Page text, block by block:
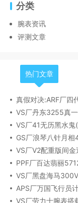
分类
腕表资讯
评测文章
热门文章
真假对决:ARF厂四
VS厂41无历黑水
GS厂浪琴八针月
APS厂万国飞行员
VS厂劳力士腕表搭